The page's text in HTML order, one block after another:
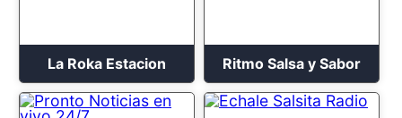
La Roka Estacion Ritmo Salsa y Sabor